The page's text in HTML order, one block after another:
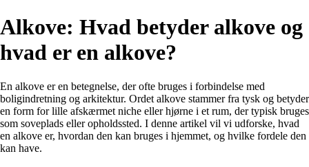
Alkove: Hvad betyder alkove og
hvad er en alkove?
En alkove er en betegnelse, der ofte bruges i forbindelse med
boligindretning og arkitektur. Ordet alkove stammer fra tysk og betyder
en form for lille afskærmet niche eller hjørne i et rum, der typisk bruges
som soveplads eller opholdssted. I denne artikel vil vi udforske, hvad
en alkove er, hvordan den kan bruges i hjemmet, og hvilke fordele den
kan have.